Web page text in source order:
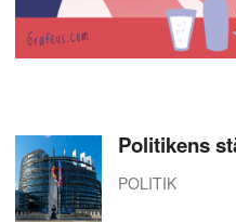
Politikens
POLITIK